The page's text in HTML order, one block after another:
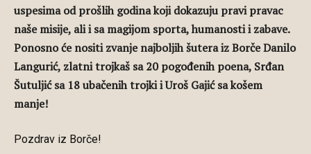
uspesima od prošlih godina koji dokazuju pravi pravac
naše misije, ali i sa magijom sporta, humanosti i zabave.
Ponosno će nositi zvanje najboljih šutera iz Borče Danilo
Langurić, zlatni trojkaš sa 20 pogođenih poena, Srđan
Šutuljić sa 18 ubačenih trojki i Uroš Gajić sa košem
manje!
Pozdrav iz Borče!